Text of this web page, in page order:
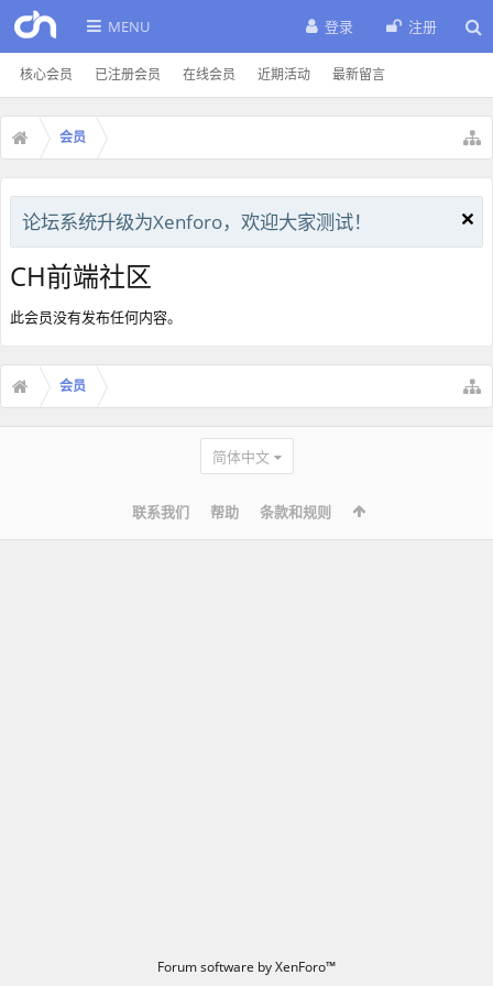
MENU
核心会员 已注册会员 在线会员 近期活动 最新留言
登录 注册
会员
论坛系统升级为Xenforo，欢迎大家测试！
CH前端社区
此会员没有发布任何内容。
会员
简体中文
联系我们 帮助 条款和规则
Forum software by XenForo™